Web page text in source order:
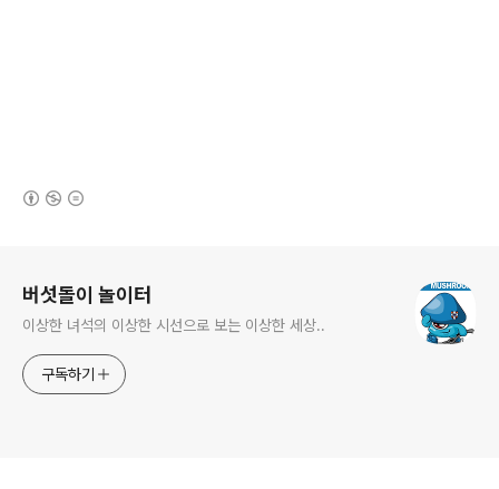
버섯돌이 놀이터
이상한 녀석의 이상한 시선으로 보는 이상한 세상..
구독하기